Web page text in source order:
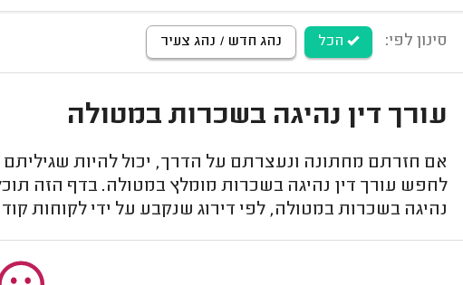
סינון לפי: הכל נהג חדש / נהג צעיר
עורך דין נהיגה בשכרות במטולה
אם חזרתם מחתונה ונעצרתם על הדרך, יכול להיות
לחפש עורך דין נהיגה בשכרות מומלץ במטולה. בדף הזה
נהיגה בשכרות במטולה, לפי דירוג שנקבע על ידי לקוחות